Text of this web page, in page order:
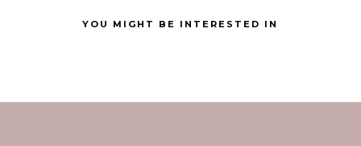
YOU MIGHT BE INTERESTED IN